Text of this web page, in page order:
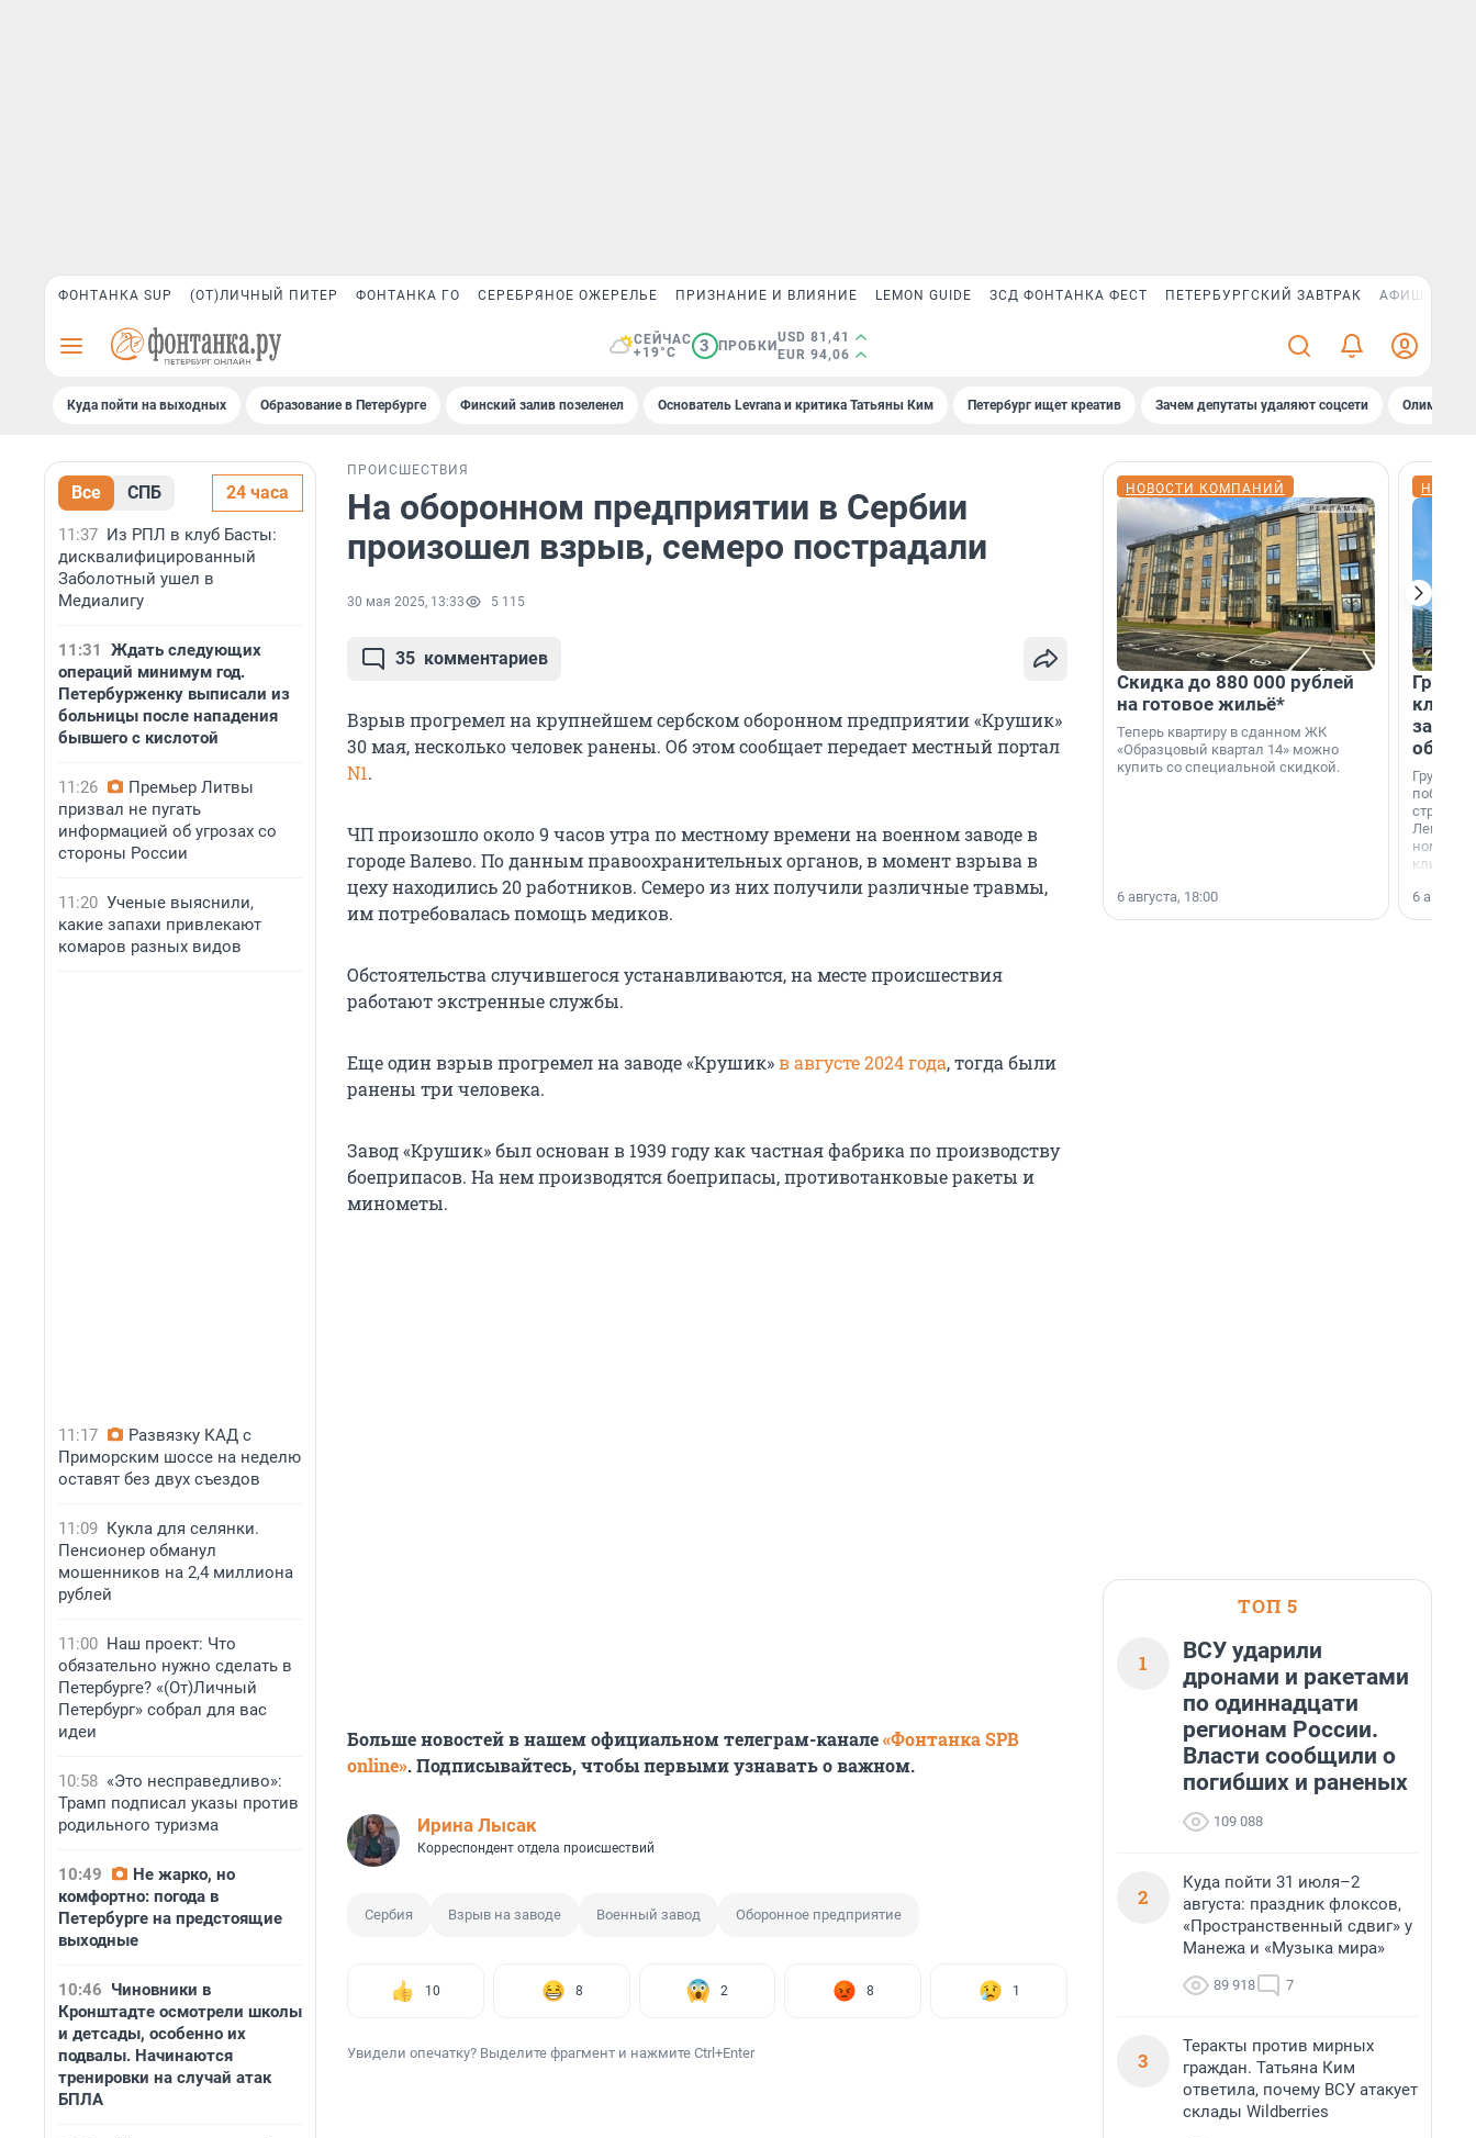
ФОНТАНКА SUP (ОТ)ЛИЧНЫЙ ПИТЕР ФОНТАНКА ГО СЕРЕБРЯНОЕ ОЖЕРЕЛЬЕ ПРИЗНАНИЕ И ВЛИЯНИЕ LEMON GUIDE ЗСД ФОНТАНКА ФЕСТ ПЕТЕРБУРГСКИЙ ЗАВТРАК АФИША PLUS
СЕЙЧАС
+19°C
3 ПРОБКИ
USD 81,41
EUR 94,06
Куда пойти на выходных Образование в Петербурге Финский залив позеленел Основатель Levrana и критика Татьяны Ким Петербург ищет креатив Зачем депутаты удаляют соцсети
Все СПБ 24 часа
11:37 Из РПЛ в клуб Басты:
дисквалифицированный
Заболотный ушел в
Медиалигу
11:31
Ждать следующих
операций минимум год.
Петербурженку выписали из
больницы после нападения
бывшего с кислотой
11:26
Премьер Литвы
призвал не пугать
информацией об угрозах со
стороны России
11:20 Ученые выяснили,
какие запахи привлекают
комаров разных видов
11:17
Развязку КАД с
Приморским шоссе на неделю
оставят без двух съездов
11:09 Кукла для селянки.
Пенсионер обманул
мошенников на 2,4 миллиона
рублей
11:00 Наш проект: Что
обязательно нужно сделать в
Петербурге? «(От)Личный
Петербург» собрал для вас
идеи
10:58 «Это несправедливо»:
Трамп подписал указы против
родильного туризма
10:49
Не жарко, но
комфортно: погода в
Петербурге на предстоящие
выходные
10:46 Чиновники в
Кронштадте осмотрели школы
и детсады, особенно их
подвалы. Начинаются
тренировки на случай атак
БПЛА
ПРОИСШЕСТВИЯ
На оборонном предприятии в Сербии
произошел взрыв, семеро пострадали
30 мая 2025, 13:33 5 115
35 комментариев
Взрыв прогремел на крупнейшем сербском оборонном предприятии «Крушик»
30 мая, несколько человек ранены. Об этом сообщает передает местный портал
N1.
ЧП произошло около 9 часов утра по местному времени на военном заводе в
городе Валево. По данным правоохранительных органов, в момент взрыва в
цеху находились 20 работников. Семеро из них получили различные травмы,
им потребовалась помощь медиков.
Обстоятельства случившегося устанавливаются, на месте происшествия
работают экстренные службы.
Еще один взрыв прогремел на заводе «Крушик»в августе 2024 года, тогда были
ранены три человека.
Завод «Крушик» был основан в 1939 году как частная фабрика по производству
боеприпасов. На нем производятся боеприпасы, противотанковые ракеты и
минометы.
Больше новостей в нашем официальном телеграм-канале«Фонтанка SPB
online». Подписывайтесь, чтобы первыми узнавать о важном.
Ирина Лысак
Корреспондент отдела происшествий
Сербия Взрыв на заводе Военный завод Оборонное предприятие
10 8 2 8 1
Увидели опечатку? Выделите фрагмент и нажмите Ctrl+Enter
НОВОСТИ КОМПАНИЙ
Скидка до 880 000 рублей
на готовое жильё*
Теперь квартиру в сданном ЖК
«Образцовый квартал 14» можно
купить со специальной скидкой.
6 августа, 18:00
Группа
области».
6
ТОП 5
1
ВСУ ударили
дронами и ракетами
по одиннадцати
регионам России.
Власти сообщили о
погибших и раненых
109 088
2
Куда пойти 31 июля–2
августа: праздник флоксов,
«Пространственный сдвиг» у
Манежа и «Музыка мира»
89 918 7
3
Теракты против мирных
граждан. Татьяна Ким
ответила, почему ВСУ атакует
склады Wildberries